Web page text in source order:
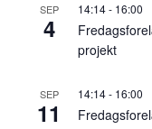
SEP
4
14:14- 16:00
projekt
SEP
11
14:14- 16:00